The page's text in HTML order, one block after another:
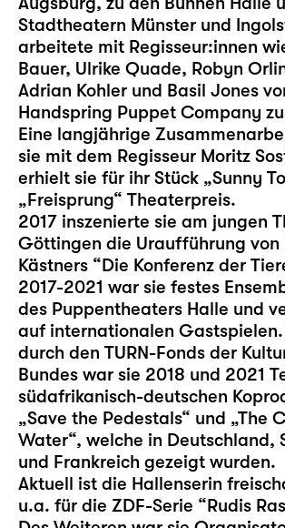
Stadtheatern Münster und
arbeitete mit Regisseur:innen
Bauer, Ulrike Quade, Robyn
Adrian Kohler und Basil Jones
Handspring Puppet Company
Eine langjährige
sie mit dem Regisseur Moritz
erhielt sie für ihr Stück „Sunny
„Freisprung“ Theaterpreis.
2017 inszenierte sie am jungen
Göttingen die Uraufführung von
Kästners “Die Konferenz der
2017-2021 war sie festes
des Puppentheaters Halle und
auf internationalen
durch den TURN-Fonds der
Bundes war sie 2018 und 2021
südafrikanisch-deutschen
„Save the Pedestals“ und „The
Water“, welche in Deutschland,
und Frankreich gezeigt wurden.
Aktuell ist die Hallenserin
u.a. für die ZDF-Serie “Rudis